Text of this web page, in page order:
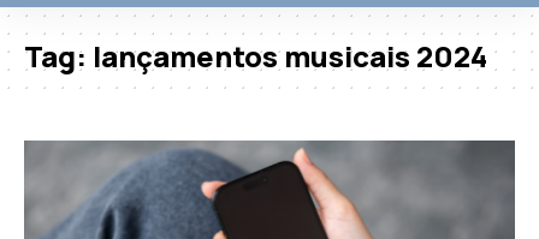
Tag: lançamentos musicais 2024